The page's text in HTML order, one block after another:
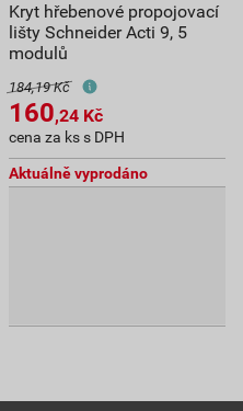
Kryt hřebenové propojovací
lišty Schneider Acti 9, 5
modulů
184,19 Kč
160,24 Kč
cena za ks s DPH
Aktuálně vyprodáno